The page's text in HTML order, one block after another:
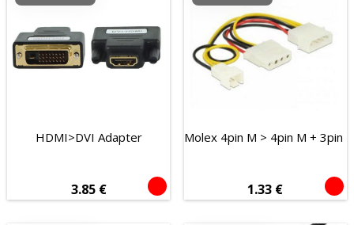
HDMI>DVI Adapter
3.85 €
Molex 4pin M > 4pin M + 3pin 
1.33 €